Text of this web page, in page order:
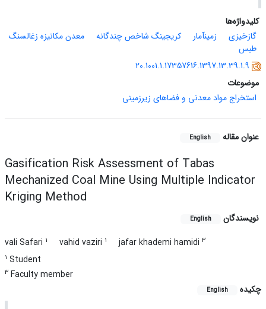
کلیدواژه‌ها
گازخیزی
زمین‎آمار کریجینگ شاخص چندگانه
معدن مکانیزه زغال‏سنگ
طبس
20.1001.1.17357616.1397.13.39.1.9
موضوعات
استخراج مواد معدنی و فضاهای زیرزمینی
عنوان مقاله English
Gasification Risk Assessment of Tabas
Mechanized Coal Mine Using Multiple Indicator
Kriging Method
نویسندگان English
vali Safari 1 vahid vaziri 1 jafar khademi hamidi 3
1 Student
3 Faculty member
چکیده
English